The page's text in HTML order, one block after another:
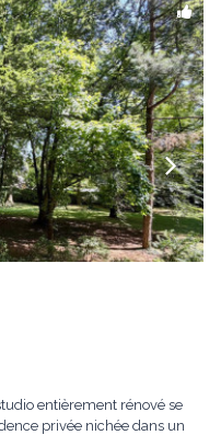
entièrement rénové se
privée nichée dans un